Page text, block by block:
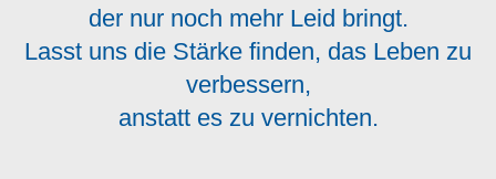
der nur noch mehr Leid bringt.
Lasst uns die Stärke finden, das Leben zu
verbessern,
anstatt es zu vernichten.